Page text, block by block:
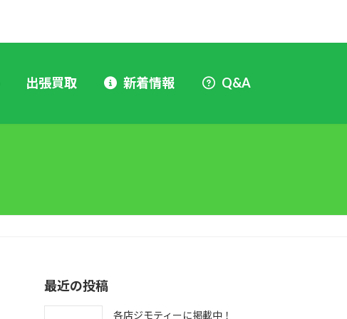
出張買取 新着情報 Q&A
最近の投稿
各店ジモティーに掲載中！